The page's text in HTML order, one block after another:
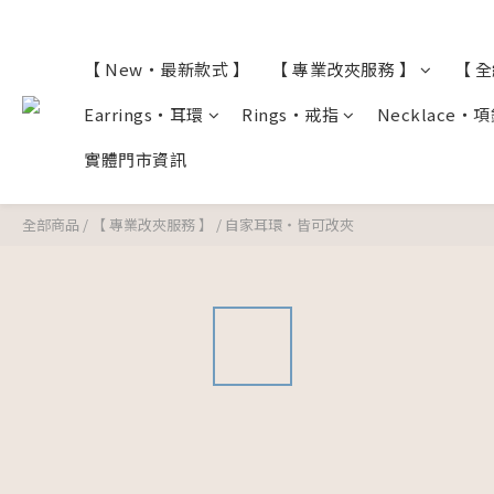
【 New・最新款式 】 【 專業改夾服務 】
【
Earrings・耳環
Rings・戒指
Necklace・項
實體門市資訊
全部商品 / 【 專業改夾服務 】 / 自家耳環・皆可改夾